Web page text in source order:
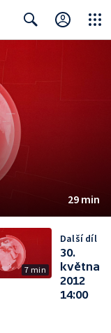
29 min
7 min
Další díl
30.
května
2012
14:00